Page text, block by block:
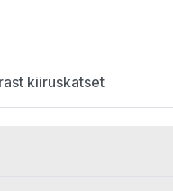
kiiruskatset